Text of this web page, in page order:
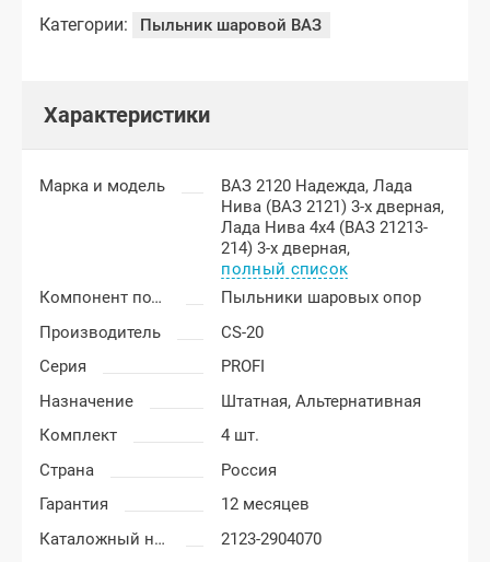
Категории: Пыльник шаровой ВАЗ
Характеристики
Марка и модель ВАЗ 2120 Надежда,Лада
Нива (ВАЗ 2121) 3-х дверная,
Лада Нива 4x4 (ВАЗ 21213-
214) 3-х дверная,
полный список
Компонент подвески
Пыльники шаровых опор
Производитель
CS-20
Серия
PROFI
Назначение
Штатная,Альтернативная
Комплект
4 шт.
Страна
Россия
Гарантия
12 месяцев
Каталожный номер
2123-2904070